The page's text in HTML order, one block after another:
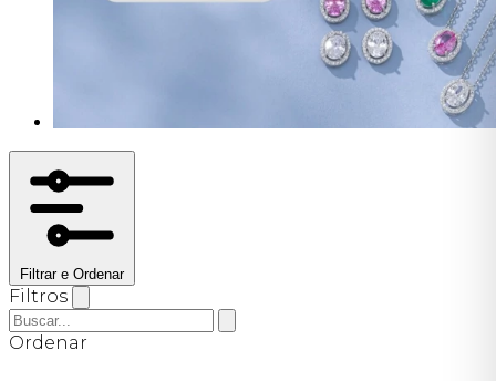
Filtrar e Ordenar
Filtros
Ordenar